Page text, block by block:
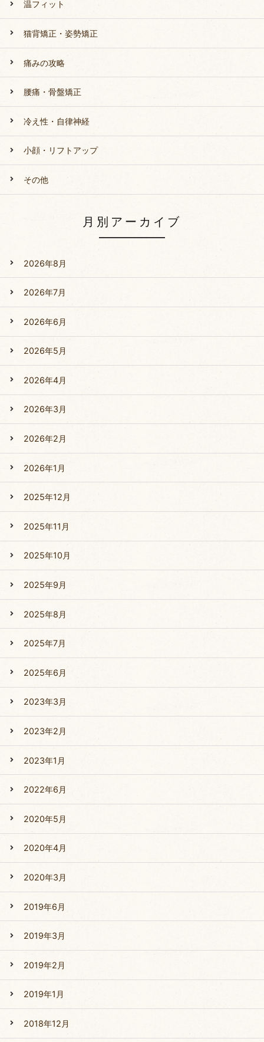
温フィット
猫背矯正・姿勢矯正
痛みの攻略
腰痛・骨盤矯正
冷え性・自律神経
小顔・リフトアップ
その他
月別アーカイブ
2026年8月
2026年7月
2026年6月
2026年5月
2026年4月
2026年3月
2026年2月
2026年1月
2025年12月
2025年11月
2025年10月
2025年9月
2025年8月
2025年7月
2025年6月
2023年3月
2023年2月
2023年1月
2022年6月
2020年5月
2020年4月
2020年3月
2019年6月
2019年3月
2019年2月
2019年1月
2018年12月